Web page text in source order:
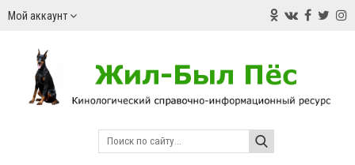
Мой аккаунт